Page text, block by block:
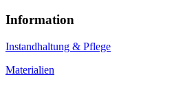
Information
Instandhaltung & Pflege
Materialien